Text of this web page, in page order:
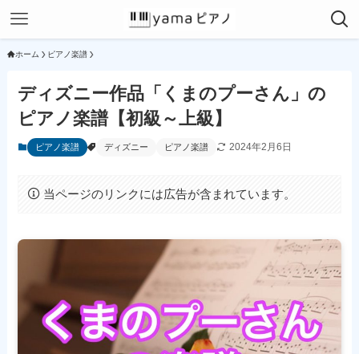
ホーム ピアノ楽譜
ディズニー作品「くまのプーさん」の
ピアノ楽譜【初級～上級】
ピアノ楽譜 ディズニー ピアノ楽譜 2024年2月6日
当ページのリンクには広告が含まれています。